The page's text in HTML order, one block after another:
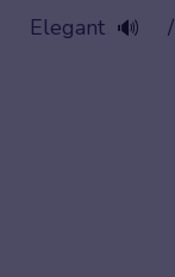
Elegant 🔊